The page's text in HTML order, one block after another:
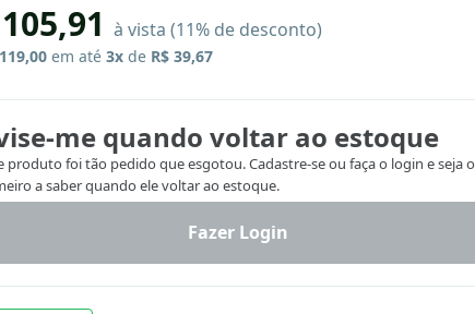
à vista (11% de desconto)
em até 3x de R$ 39,67
me quando voltar ao estoque
produto foi tão pedido que esgotou. Cadastre-se ou faça o login e seja o
a saber quando ele voltar ao estoque.
Fazer Login